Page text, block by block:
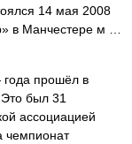
14 мая 2008
в Манчестере м …
прошёл в
был 31
ассоциацией
чемпионат